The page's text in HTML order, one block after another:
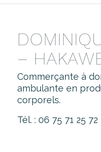
–
Commerçante à
ambulante en
corporels.
Tél. : 06 75 71 25 72